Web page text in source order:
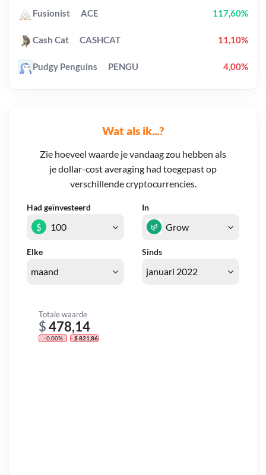
Wat als ik...?
Zie hoeveel waarde je vandaag zou hebben als
je dollar-cost averaging had toegepast op
verschillende cryptocurrencies.
Had geïnvesteerd In
Elke Sinds
$
Totale waarde
$478,14
- 0,00% - $ 821,86
Fusionist ACE 117,60%
Cash Cat CASHCAT 11,10%
Pudgy Penguins PENGU 4,00%